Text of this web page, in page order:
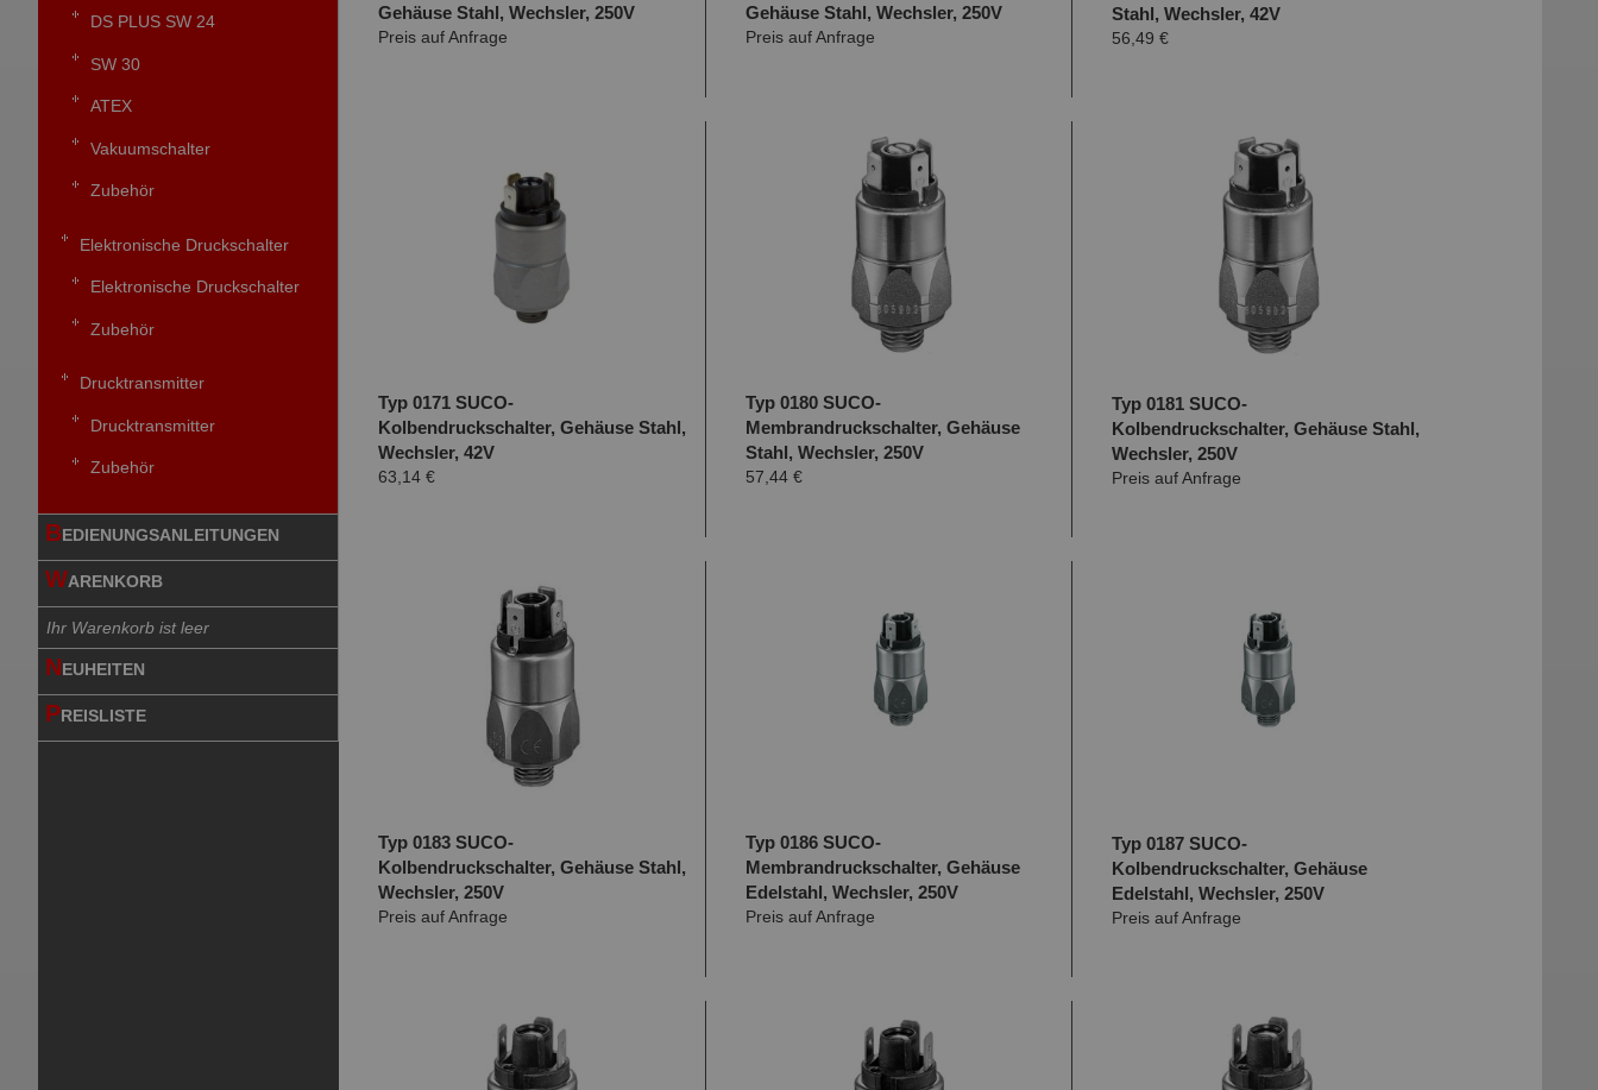
DS PLUS SW 24
SW 30
ATEX
Vakuumschalter
Zubehör
Elektronische Druckschalter
Elektronische Druckschalter
Zubehör
Drucktransmitter
Drucktransmitter
Zubehör
BEDIENUNGSANLEITUNGEN
WARENKORB
Ihr Warenkorb ist leer
NEUHEITEN
PREISLISTE
Gehäuse Stahl, Wechsler, 250V
Preis auf Anfrage
Gehäuse Stahl, Wechsler, 250V
Preis auf Anfrage
Stahl, Wechsler, 42V
56,49 €
Typ 0171 SUCO-
Kolbendruckschalter, Gehäuse Stahl,
Wechsler, 42V
63,14 €
Typ 0180 SUCO-
Membrandruckschalter, Gehäuse
Stahl, Wechsler, 250V
57,44 €
Typ 0181 SUCO-
Kolbendruckschalter, Gehäuse Stahl,
Wechsler, 250V
Preis auf Anfrage
Typ 0183 SUCO-
Kolbendruckschalter, Gehäuse Stahl,
Wechsler, 250V
Preis auf Anfrage
Typ 0186 SUCO-
Membrandruckschalter, Gehäuse
Edelstahl, Wechsler, 250V
Preis auf Anfrage
Typ 0187 SUCO-
Kolbendruckschalter, Gehäuse
Edelstahl, Wechsler, 250V
Preis auf Anfrage